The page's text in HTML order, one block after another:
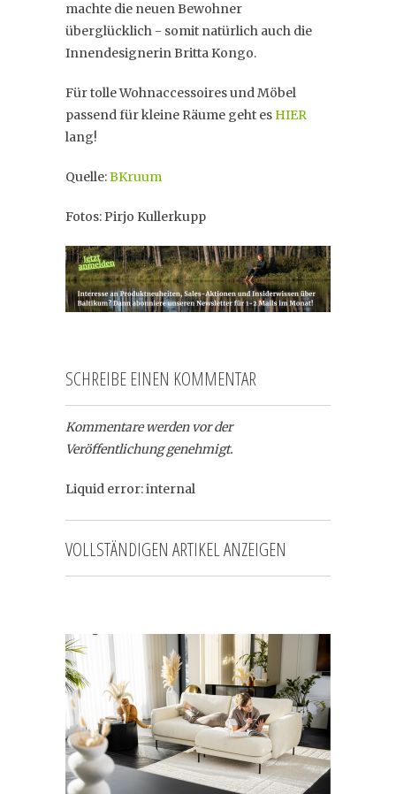
machte die neuen Bewohner
überglücklich - somit natürlich auch die
Innendesignerin Britta Kongo.
Für tolle Wohnaccessoires und Möbel
passend für kleine Räume geht es HIER
lang!
Quelle:BKruum
Fotos: Pirjo Kullerkupp
SCHREIBE EINEN KOMMENTAR
Kommentare werden vor der
Veröffentlichung genehmigt.
Liquid error: internal
VOLLSTÄNDIGEN ARTIKEL ANZEIGEN